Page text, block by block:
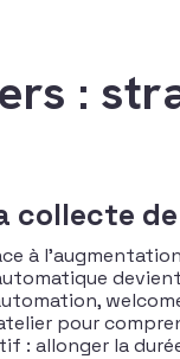
:
collecte
à
devient
pour
: allonger la